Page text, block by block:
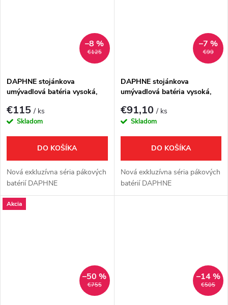
€125
–8 %
DAPHNE stojánkova
umývadlová batéria vysoká,
€115/ ks
Skladom
DO KOŠÍKA
Nová exkluzívna séria pákových
batérií DAPHNE
€99
–7 %
DAPHNE stojánkova
umývadlová batéria vysoká,
€91,10/ ks
Skladom
DO KOŠÍKA
Nová exkluzívna séria pákových
batérií DAPHNE
Akcia
€755
–50 %
€505
–14 %